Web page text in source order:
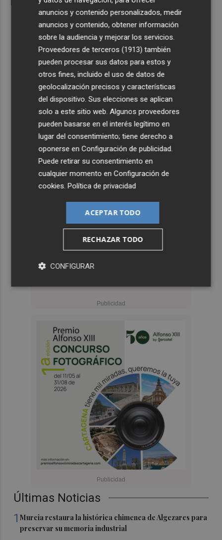
Últimas Noticias
1Murcia restaura la histórica chimenea de Algezares para
preservar su memoria industrial
anuncios y contenido personalizados, medir
anuncios y contenido, obtener información
sobre la audiencia y mejorar los servicios.
Proveedores de terceros (1913) también
pueden procesar sus datos para estos y
otros fines, incluido el uso de datos de
geolocalización precisos y características
del dispositivo. Sus elecciones se aplican
solo a este sitio web. Algunos proveedores
pueden basarse en el interés legítimo en
lugar del consentimiento; tiene derecho a
oponerse enConfiguración de publicidad.
Puede retirar su consentimiento en
cualquier momento enConfiguración de
cookies.Política de privacidad
ACEPTAR TODO
RECHAZAR TODO
CONFIGURAR